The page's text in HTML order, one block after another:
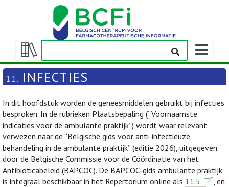
Weergeven/verbergen
inhoudstafel
11. INFECTIES
In dit hoofdstuk worden de geneesmiddelen gebruikt bij infecties
besproken. In de rubrieken Plaatsbepaling (“Voornaamste
indicaties voor de ambulante praktijk”) wordt waar relevant
verwezen naar de “Belgische gids voor anti-infectieuze
behandeling in de ambulante praktijk” (editie 2026), uitgegeven
door de Belgische Commissie voor de Coördinatie van het
Antibioticabeleid (BAPCOC). De BAPCOC-gids ambulante praktijk
is integraal beschikbaar in het Repertorium online als 11.5.
, en